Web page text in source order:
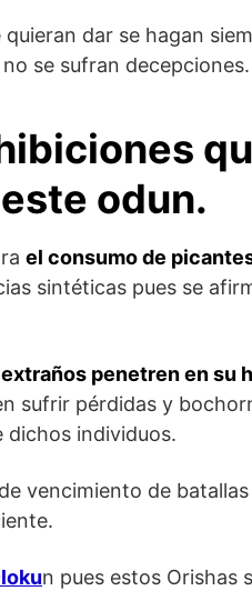
dar se hagan
se sufran decepciones.
odun.
el consumo de
sintéticas pues se
penetren en su
sufrir pérdidas y
individuos.
vencimiento de
n pues estos Orishas